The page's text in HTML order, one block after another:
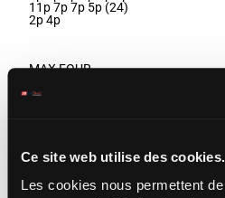
Ce site web utilise des cookies.
Les cookies nous permettent
11p 7p 7p 5p (24)
2p 4p
MAX FOUR
Axe.
10p (24) 11p 2p 7p